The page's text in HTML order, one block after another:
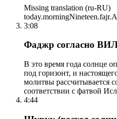
Missing translation (ru-RU)
3:08
Фаджр согласно
В это время года солнце
под горизонт, и
молитвы рассчитывается
соответствии с фатвой
4:44